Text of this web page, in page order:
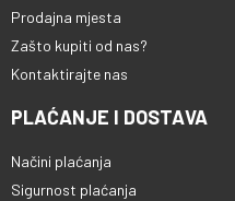
Prodajna mjesta
Zašto kupiti od nas?
Kontaktirajte nas
PLAĆANJE I DOSTAVA
Načini plaćanja
Sigurnost plaćanja